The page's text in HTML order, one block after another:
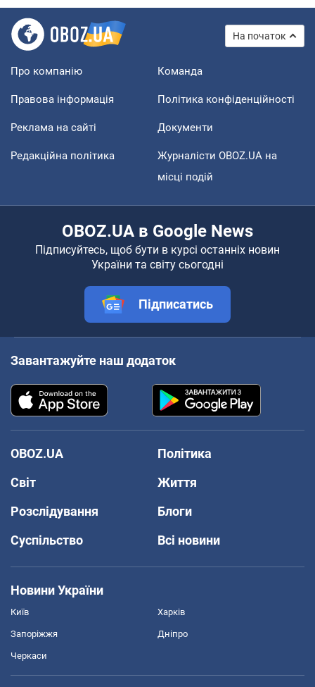
На початок
Про компанію Команда
Правова інформація Політика конфіденційності
Реклама на сайті Документи
Редакційна політика
Журналісти OBOZ.UA на
місці подій
OBOZ.UA в Google News
Підписуйтесь, щоб бути в курсі останніх новин
України та світу сьогодні
Підписатись
Завантажуйте наш додаток
OBOZ.UA
Політика
Світ
Життя
Розслідування
Блоги
Суспільство
Всі новини
Новини України
Київ Харків
Запоріжжя Дніпро
Черкаси